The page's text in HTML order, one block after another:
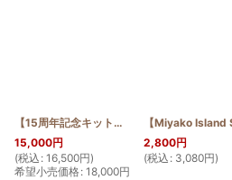
【15周年記念キット】９種類のタペストリーセット
15,000円
(税込 : 16,500円)
希望小売価格: 18,000円
2,800円
(税込 : 3,080円)